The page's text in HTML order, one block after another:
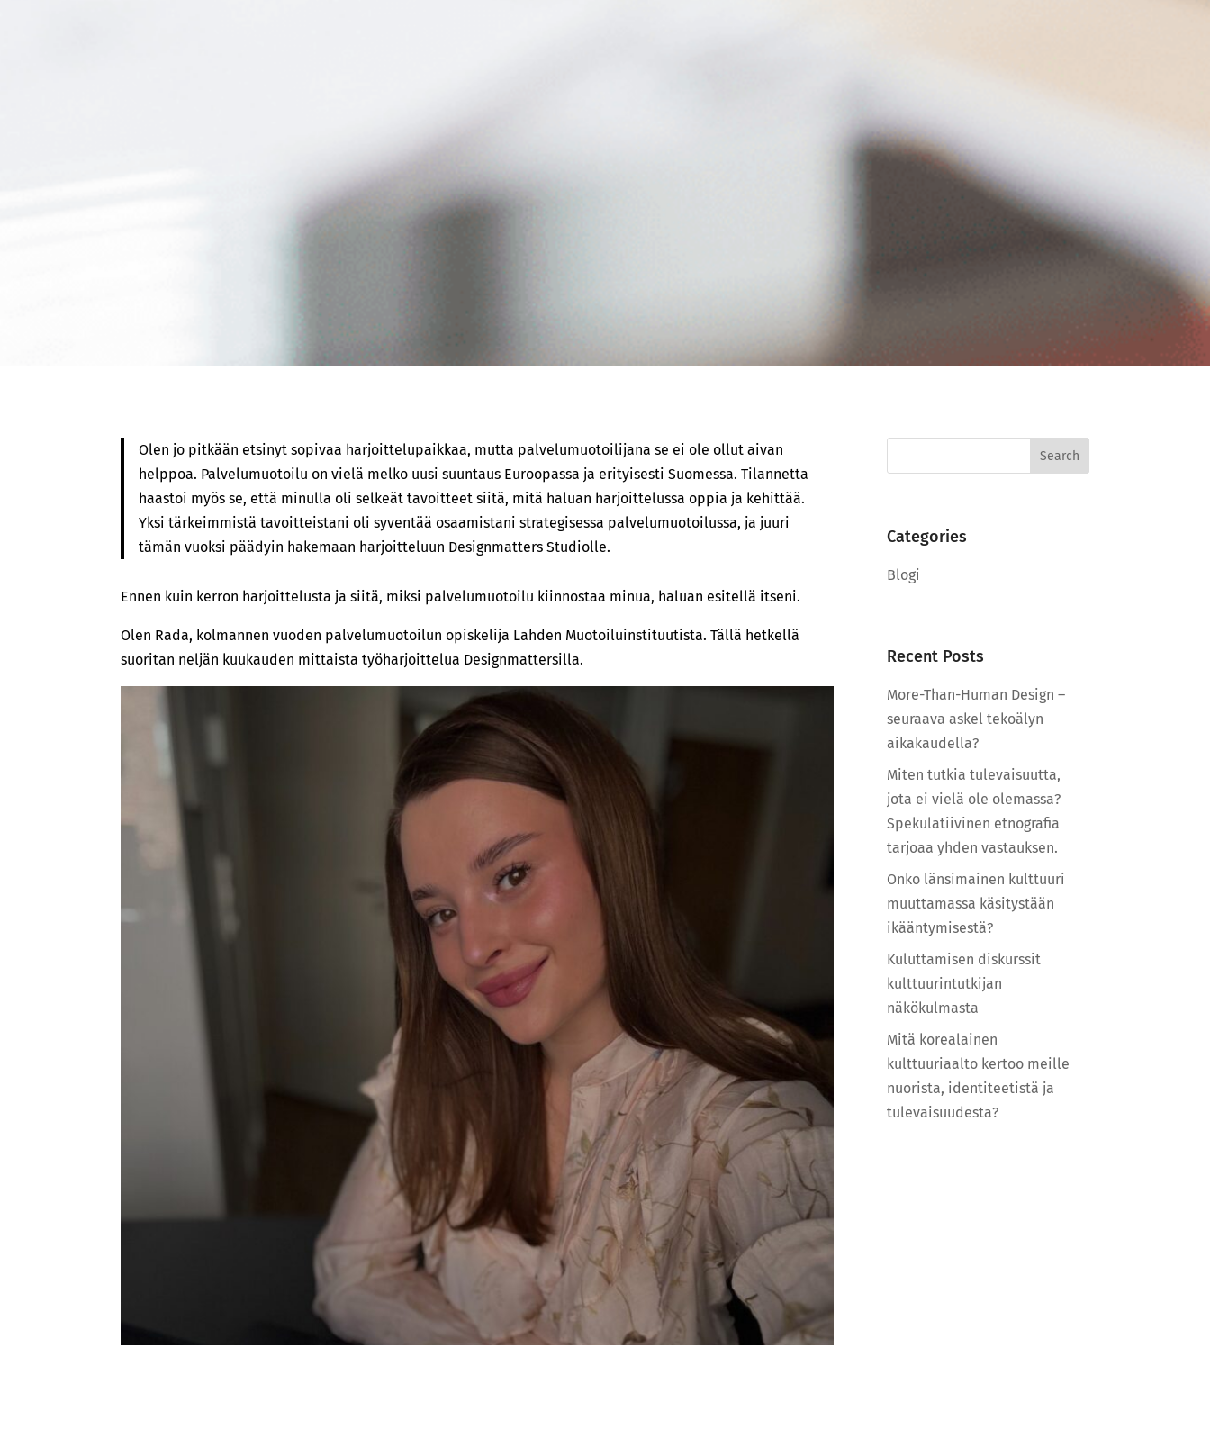
Olen jo pitkään etsinyt sopivaa harjoittelupaikkaa, mutta palvelumuotoilijana se ei ole ollut aivan
helppoa. Palvelumuotoilu on vielä melko uusi suuntaus Euroopassa ja erityisesti Suomessa. Tilannetta
haastoi myös se, että minulla oli selkeät tavoitteet siitä, mitä haluan harjoittelussa oppia ja kehittää.
Yksi tärkeimmistä tavoitteistani oli syventää osaamistani strategisessa palvelumuotoilussa, ja juuri
tämän vuoksi päädyin hakemaan harjoitteluun Designmatters Studiolle.
Ennen kuin kerron harjoittelusta ja siitä, miksi palvelumuotoilu kiinnostaa minua, haluan esitellä itseni.
Olen Rada, kolmannen vuoden palvelumuotoilun opiskelija Lahden Muotoiluinstituutista. Tällä hetkellä
suoritan neljän kuukauden mittaista työharjoittelua Designmattersilla.
Categories
Blogi
Recent Posts
More-Than-Human Design –
seuraava askel tekoälyn
aikakaudella?
Miten tutkia tulevaisuutta,
jota ei vielä ole olemassa?
Spekulatiivinen etnografia
tarjoaa yhden vastauksen.
Onko länsimainen kulttuuri
muuttamassa käsitystään
ikääntymisestä?
Kuluttamisen diskurssit
kulttuurintutkijan
näkökulmasta
Mitä korealainen
kulttuuriaalto kertoo meille
nuorista, identiteetistä ja
tulevaisuudesta?